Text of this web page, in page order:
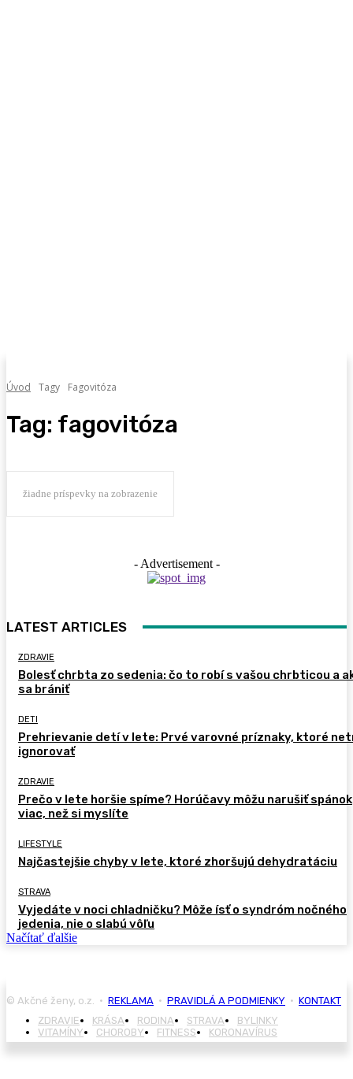
Úvod Tagy Fagovitóza
Tag: fagovitóza
žiadne príspevky na zobrazenie
- Advertisement -
LATEST ARTICLES
ZDRAVIE
Bolesť chrbta zo sedenia: čo to robí s vašou chrbticou a
sa brániť
DETI
Prehrievanie detí v lete: Prvé varovné príznaky, ktoré
ignorovať
ZDRAVIE
Prečo v lete horšie spíme? Horúčavy môžu narušiť spánok
viac, než si myslíte
LIFESTYLE
Najčastejšie chyby v lete, ktoré zhoršujú dehydratáciu
STRAVA
Vyjedáte v noci chladničku? Môže ísť o syndróm nočného
jedenia, nie o slabú vôľu
Načítať ďalšie
© Akčné ženy, o.z. • REKLAMA • PRAVIDLÁ A PODMIENKY • KONTAKT
ZDRAVIE
KRÁSA RODINA STRAVA
BYLINKY
VITAMÍNY
CHOROBY FITNESS KORONAVÍRUS